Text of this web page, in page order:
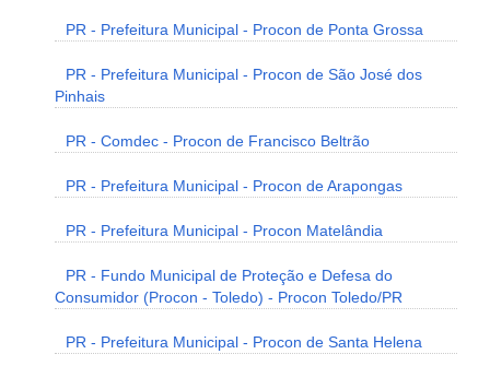
PR - Prefeitura Municipal - Procon de Ponta Grossa
PR - Prefeitura Municipal - Procon de São José dos
Pinhais
PR - Comdec - Procon de Francisco Beltrão
PR - Prefeitura Municipal - Procon de Arapongas
PR - Prefeitura Municipal - Procon Matelândia
PR - Fundo Municipal de Proteção e Defesa do
Consumidor (Procon - Toledo) - Procon Toledo/PR
PR - Prefeitura Municipal - Procon de Santa Helena